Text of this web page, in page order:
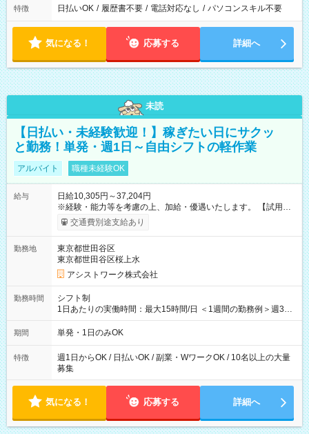
特徴 日払いOK / 履歴書不要 / 電話対応なし / パソコンスキル不要
気になる！ 応募する 詳細へ
未読
【日払い・未経験歓迎！】稼ぎたい日にサクッ
と勤務！単発・週1日～自由シフトの軽作業
アルバイト 職種未経験OK
給与
日給10,305円～37,204円
※経験・能力等を考慮の上、加給・優遇いたします。 【試用期
間】試用期間なし
交通費別途支給あり
勤務地
東京都世田谷区
東京都世田谷区桜上水
アシストワーク株式会社
勤務時間
シフト制
1日あたりの実働時間：最大15時間/日 ＜1週間の勤務例＞週3回
勤務 勤務：月・水・金 休み：火・木・土・日 好きな時にお仕事
可能です！ ※1日あたりの最大実働時間は日勤、夜勤共に勤務し
期間 単発・1日のみOK
特徴
週1日からOK / 日払いOK / 副業・WワークOK / 10名以上の大量
募集
気になる！ 応募する 詳細へ